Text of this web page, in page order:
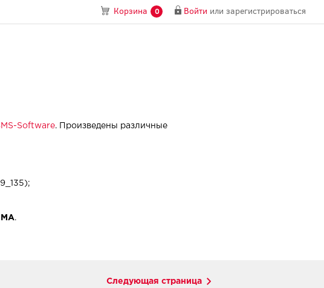
Корзина 0 Войти или зарегистрироваться
Software. Произведены различные
.
Следующая страница